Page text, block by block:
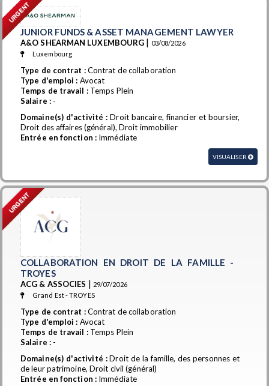
URGENT
JUNIOR FUNDS & ASSET MANAGEMENT LAWYER
A&O SHEARMAN LUXEMBOURG | 03/08/2026
Luxembourg
Type de contrat :Contrat de collaboration
Type d'emploi : Avocat
Temps de travail :Temps Plein
Salaire :-
Domaine(s) d'activité : Droit bancaire, financier et boursier,
Droit des affaires (général), Droit immobilier
Entrée en fonction : Immédiate
VISUALISER
URGENT
COLLABORATION EN DROIT DE LA FAMILLE -
TROYES
ACG & ASSOCIES | 29/07/2026
Grand Est - TROYES
Type de contrat :Contrat de collaboration
Type d'emploi : Avocat
Temps de travail :Temps Plein
Salaire :-
Domaine(s) d'activité :Droit de la famille, des personnes et
de leur patrimoine, Droit civil (général)
Entrée en fonction : Immédiate